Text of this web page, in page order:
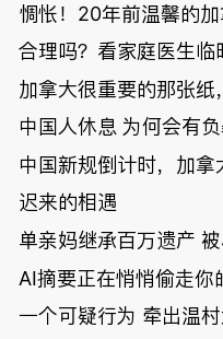
温“丑陋土
豆日”冲击
吉尼斯纪
录；惨！留
骗光2万美
元，还被卷
入跨国刑案
账户遭封！
欠款多出
9万；突
发！无辜
孩温哥华市
中心被刺身
亡；
惆怅！20年前温馨的
合理吗？看家庭医生临
加拿大很重要的那张纸
中国人休息 为何会有负
中国新规倒计时，加
迟来的相遇
单亲妈继承百万遗产
AI摘要正在悄悄偷走你
一个可疑行为 牵出温